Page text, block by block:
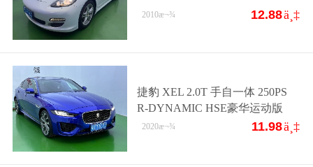
12.88ä¸‡
2010æ¬¾
捷豹 XEL 2.0T 手自一体 250PS
R-DYNAMIC HSE豪华运动版
11.98ä¸‡
2020æ¬¾